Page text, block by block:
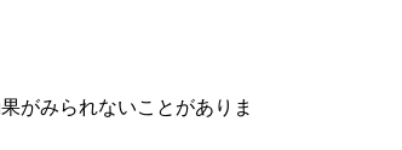
がみられないことがありま